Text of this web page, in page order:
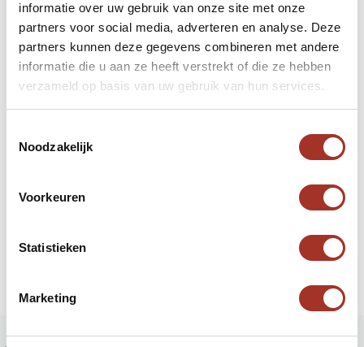
informatie over uw gebruik van onze site met onze
partners voor social media, adverteren en analyse. Deze
partners kunnen deze gegevens combineren met andere
informatie die u aan ze heeft verstrekt of die ze hebben
verzameld op basis van uw gebruik van hun services.
Noodzakelijk
Voorkeuren
Statistieken
Marketing
Nog twee maanden later is de lockdown zo goed
als weg. De avondklok wordt volledig afgeschaft
en mensen mogen tot 200 mensen uitnodigen
voor hun bruiloft. Het leven gaat eigenlijk weer
terug naar normaal, uiteraard wel met het oog op
de volksgezondheid. De regels voor het reizen
naar Jordanië blijven hetzelfde, je hebt bij
nodig. Verder is Jordanië een uitstekende
genieten dit jaar op een veilige manier!